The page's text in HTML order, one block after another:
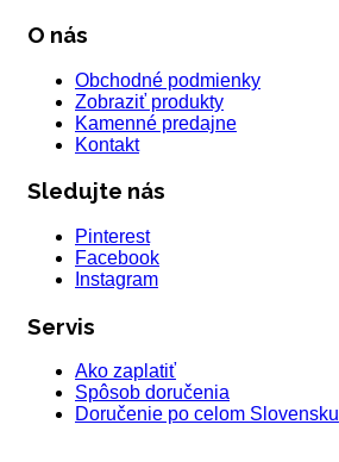
O nás
Obchodné podmienky
Zobraziť produkty
Kamenné predajne
Kontakt
Sledujte nás
Pinterest
Facebook
Instagram
Servis
Ako zaplatiť
Spôsob doručenia
Doručenie po celom Slovensku